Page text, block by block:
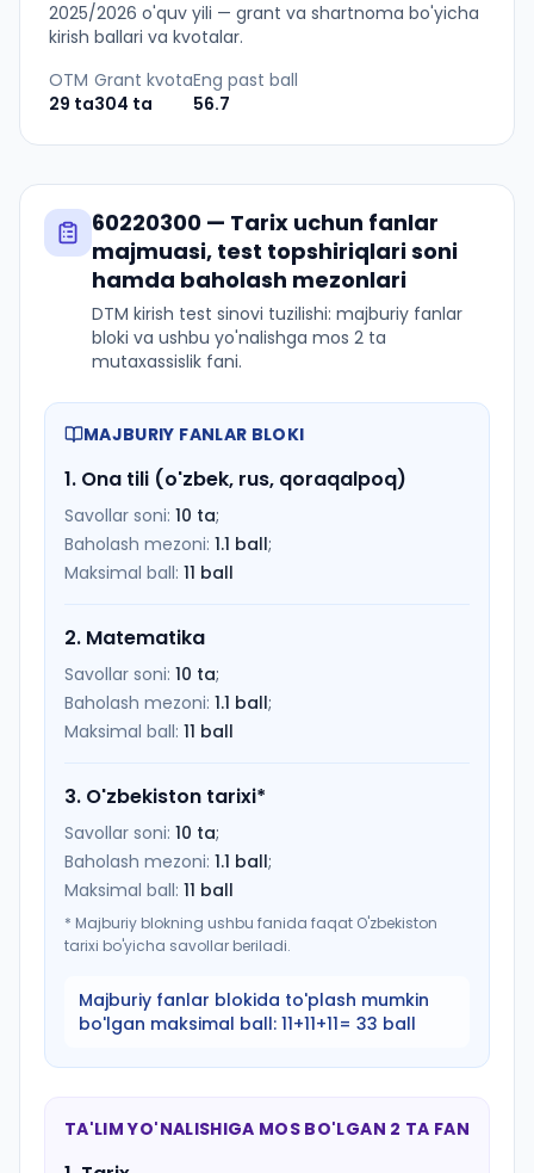
2025/2026 o'quv yili — grant va shartnoma bo'yicha
kirish ballari va kvotalar.
OTM
29 ta
Grant kvota
304 ta
Eng past ball
56.7
60220300 — Tarix uchun fanlar
majmuasi, test topshiriqlari soni
hamda baholash mezonlari
DTM kirish test sinovi tuzilishi: majburiy fanlar
bloki va ushbu yo'nalishga mos 2 ta
mutaxassislik fani.
MAJBURIY FANLAR BLOKI
1. Ona tili (o'zbek, rus, qoraqalpoq)
Savollar soni: 10 ta;
Baholash mezoni: 1.1 ball;
Maksimal ball: 11 ball
2. Matematika
Savollar soni: 10 ta;
Baholash mezoni: 1.1 ball;
Maksimal ball: 11 ball
3. O'zbekiston tarixi*
Savollar soni: 10 ta;
Baholash mezoni: 1.1 ball;
Maksimal ball: 11 ball
* Majburiy blokning ushbu fanida faqat O'zbekiston
tarixi bo'yicha savollar beriladi.
Majburiy fanlar blokida to'plash mumkin
bo'lgan maksimal ball: 11+11+11= 33 ball
TA'LIM YO'NALISHIGA MOS BO'LGAN 2 TA FAN